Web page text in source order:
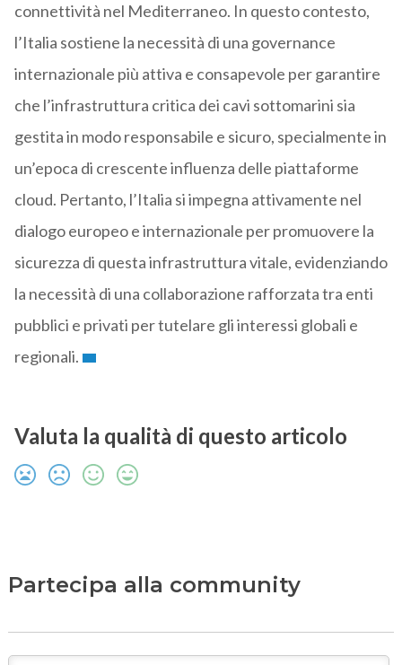
connettività nel Mediterraneo. In questo contesto,
l’Italia sostiene la necessità di una governance
internazionale più attiva e consapevole per garantire
che l’infrastruttura critica dei cavi sottomarini sia
gestita in modo responsabile e sicuro, specialmente in
un’epoca di crescente influenza delle piattaforme
cloud. Pertanto, l’Italia si impegna attivamente nel
dialogo europeo e internazionale per promuovere la
sicurezza di questa infrastruttura vitale, evidenziando
la necessità di una collaborazione rafforzata tra enti
pubblici e privati per tutelare gli interessi globali e
regionali.
Valuta la qualità di questo articolo
Partecipa alla community